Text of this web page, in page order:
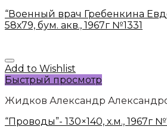
“Военный врач Гребенкина
58х79, бум. акв., 1967г №1331
Add to Wishlist
Быстрый просмотр
Жидков Александр
“Проводы”- 130×140, х.м., 1967г